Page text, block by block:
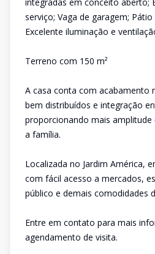
serviço; Vaga de garagem;
Excelente iluminação e
Terreno com 150 m²
A casa conta com acabamento
bem distribuídos e integração
proporcionando mais amplitude
a família.
Localizada no Jardim América,
com fácil acesso a mercados,
público e demais comodidades
Entre em contato para mais
agendamento de visita.